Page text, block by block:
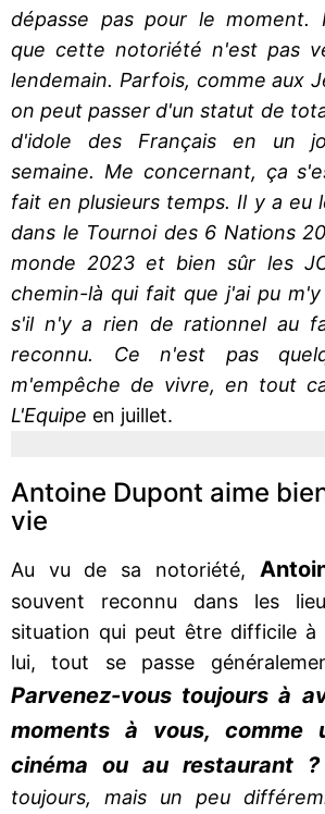
dépasse pas pour le moment.
que cette notoriété n'est pas
lendemain. Parfois, comme aux
on peut passer d'un statut de
d'idole des Français en un
semaine. Me concernant, ça
fait en plusieurs temps. Il y a eu
dans le Tournoi des 6 Nations
monde 2023 et bien sûr les
chemin-là qui fait que j'ai pu
s'il n'y a rien de rationnel au
reconnu. Ce n'est pas
m'empêche de vivre, en tout
L'Equipe en juillet.
Antoine Dupont aime
vie
Au vu de sa notoriété,
souvent reconnu dans les
situation qui peut être difficile à
lui, tout se passe
Parvenez-vous toujours à
moments à vous, comme
cinéma ou au restaurant ?
toujours, mais un peu